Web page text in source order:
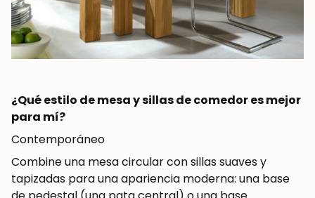
¿Qué estilo de mesa y sillas de comedor es mejor
para mí?
Contemporáneo
Combine una mesa circular con sillas suaves y
tapizadas para una apariencia moderna: una base